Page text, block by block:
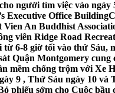
người tìm việc vào ngày
Executive Office Building
Vien An Buddhist
viên Ridge Road
6-8 giờ tối vào thứ Sáu,
Quận Montgomery cung
mềm chống trộm với Xe
9 , Thứ Sáu ngày 10 và
phiếu sớm cho Cuộc bầu